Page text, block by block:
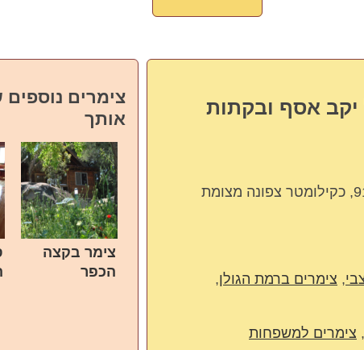
יקב אסף ובקתות
קדמת צבי, כביש 91, כקילומטר צפונה מצומת
, צימרים ברמת הגולן,
, צימרים למשפחות
צימרים נוספים
אותך
צימר בקצה
הכפר